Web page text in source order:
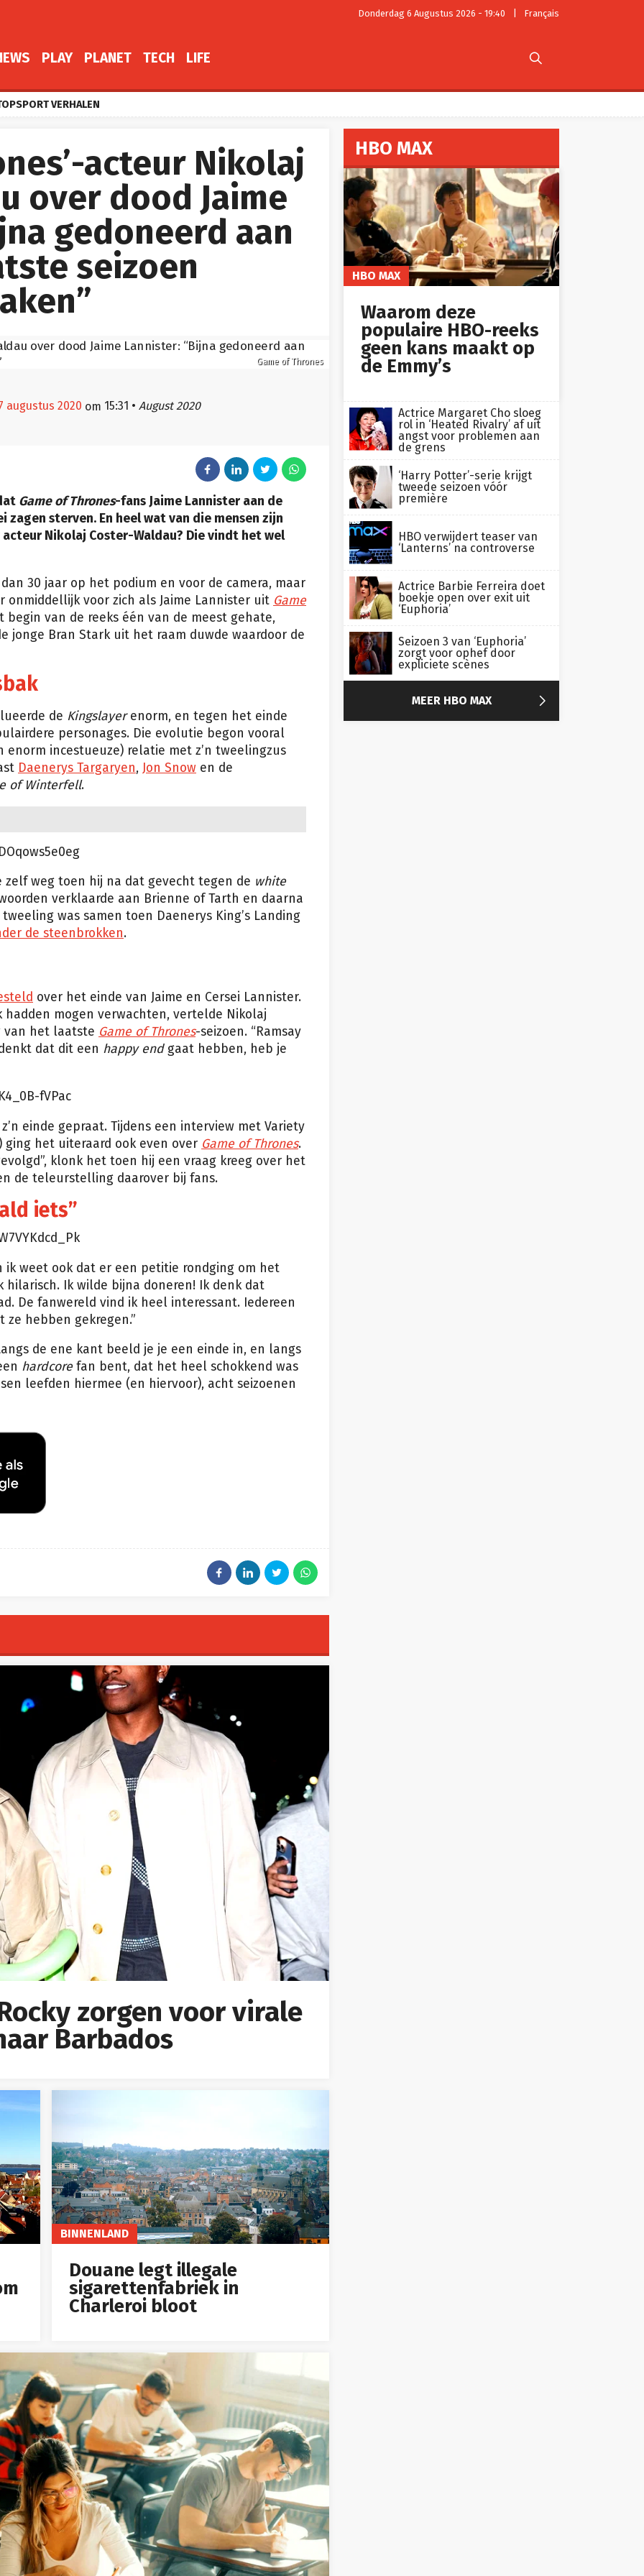
Donderdag 6 Augustus 2026 - 19:40 Français
PLAY PLANET TECH LIFE 
VERHALEN
acteur Nikolaj
over dood Jaime
gedoneerd aan
seizoen
Game of Thrones
augustus 2020 om 15:31 • August 2020
Game of Thrones-fans Jaime Lannister aan de
zagen sterven. En heel wat van die mensen zijn
Nikolaj Coster-Waldau? Die vindt het wel
30 jaar op het podium en voor de camera, maar
onmiddellijk voor zich als Jaime Lannister uit Game
begin van de reeks één van de meest gehate,
jonge Bran Stark uit het raam duwde waardoor de
de Kingslayerenorm, en tegen het einde
personages. Die evolutie begon vooral
incestueuze) relatie met z’n tweelingzus
Daenerys Targaryen, Jon Snow en de
of Winterfell.
weg toen hij na dat gevecht tegen de white
verklaarde aan Brienne of Tarth en daarna
was samen toen Daenerys King’s Landing
de steenbrokken.
over het einde van Jaime en Cersei Lannister.
hadden mogen verwachten, vertelde Nikolaj
van het laatste Game of Thrones-seizoen. “Ramsay
dat dit een happy end gaat hebben, heb je
fVPac
einde gepraat. Tijdens een interview met Variety
ging het uiteraard ook even over Game of Thrones.
klonk het toen hij een vraag kreeg over het
de teleurstelling daarover bij fans.
iets”
ik weet ook dat er een petitie rondging om het
Ik wilde bijna doneren! Ik denk dat
De fanwereld vind ik heel interessant. Iedereen
ze hebben gekregen.”
de ene kant beeld je je een einde in, en langs
hardcorefan bent, dat het heel schokkend was
leefden hiermee (en hiervoor), acht seizoenen
zorgen voor virale
Barbados
BINNENLAND
Douane legt illegale
sigarettenfabriek in
Charleroi bloot
HBO MAX
HBO MAX
Waarom deze
populaire HBO-reeks
geen kans maakt op
de Emmy’s
Actrice Margaret Cho sloeg
rol in ‘Heated Rivalry’ af uit
angst voor problemen aan
de grens
‘Harry Potter’-serie krijgt
tweede seizoen vóór
première
HBO verwijdert teaser van
‘Lanterns’ na controverse
Actrice Barbie Ferreira doet
boekje open over exit uit
‘Euphoria’
Seizoen 3 van ‘Euphoria’
zorgt voor ophef door
expliciete scènes
MEER HBO MAX 